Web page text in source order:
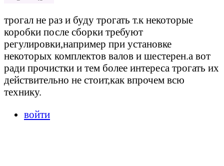
трогал не раз и буду трогать т.к некоторые
коробки после сборки требуют
регулировки,например при установке
некоторых комплектов валов и шестерен.а вот
ради прочистки и тем более интереса трогать их
действительно не стоит,как впрочем всю
технику.
войти